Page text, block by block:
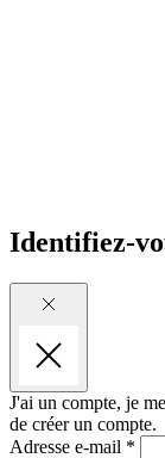
Identifiez-
J'ai un compte, je
de créer un compte.
Adresse e-mail *